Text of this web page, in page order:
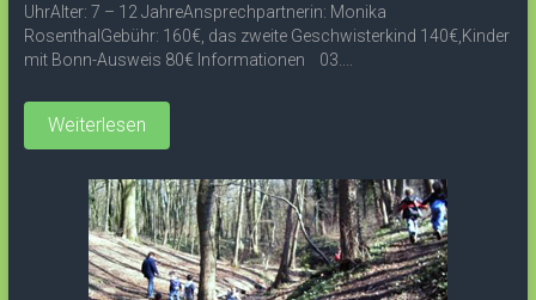
UhrAlter: 7 – 12 JahreAnsprechpartnerin: Monika
RosenthalGebühr: 160€, das zweite Geschwisterkind 140€,Kinder
mit Bonn-Ausweis 80€ Informationen 03....
Weiterlesen